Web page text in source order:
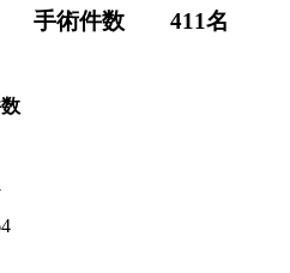
） 手術件数 411名